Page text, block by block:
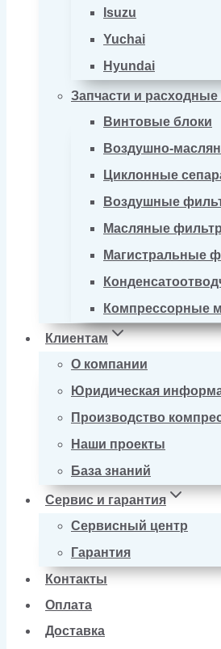
Isuzu
Yuchai
Hyundai
Запчасти и
Винтовые блоки
Воздушно-
Циклонные
Воздушные
Масляные
Магистральные
Компрессорные
Клиентам
О компании
Юридическая
Производство
Наши проекты
База знаний
Сервис и гарантия
Сервисный центр
Гарантия
Контакты
Оплата
Доставка